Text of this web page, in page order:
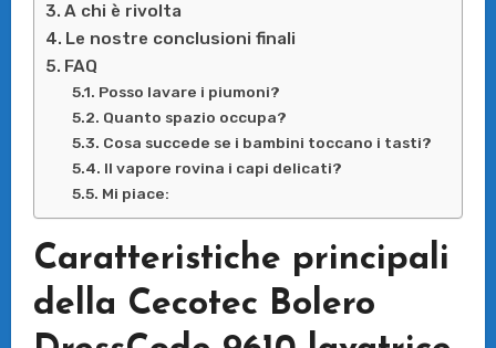
A chi è rivolta
Le nostre conclusioni finali
FAQ
Posso lavare i piumoni?
Quanto spazio occupa?
Cosa succede se i bambini toccano i tasti?
Il vapore rovina i capi delicati?
Mi piace:
Caratteristiche principali
della Cecotec Bolero